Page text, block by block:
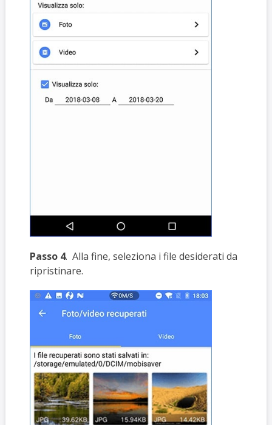
Passo 4. Alla fine, seleziona i file desiderati da
ripristinare.